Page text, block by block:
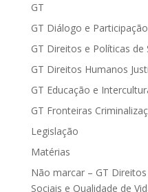
GT
GT Diálogo e
GT Direitos e Políticas de
GT Direitos Humanos
GT Educação e
GT Fronteiras
Legislação
Matérias
Não marcar – GT
Sociais e Qualidade de